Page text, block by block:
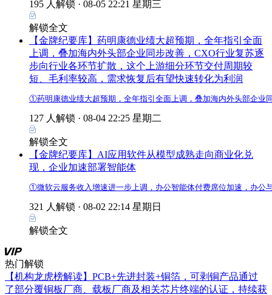
195 人解锁 · 08-05 22:21 星期三
解锁全文
【金牌纪要库】药明康德业绩大超预期，全年指引全面
上调，叠加海内外头部企业同步改善，CXO行业复苏逐
步向行业各环节扩散，这个上游细分环节交付周期较
短、毛利率较高，需求恢复后有望快速转化为利润
①药明康德业绩大超预期，全年指引全面上调，叠加海内外头部企业
127 人解锁 · 08-04 22:25 星期二
解锁全文
【金牌纪要库】AI应用软件从模型成熟走向商业化兑
现，企业加速部署智能体
①微软云服务收入增速进一步上调，办公智能体付费席位加速，办公
321 人解锁 · 08-02 22:14 星期日
解锁全文
热门解锁
【机构龙虎榜解读】PCB+先进封装+铜箔，可剥铜产品通过
了部分覆铜板厂商、载板厂商及相关芯片终端的认证，持续获